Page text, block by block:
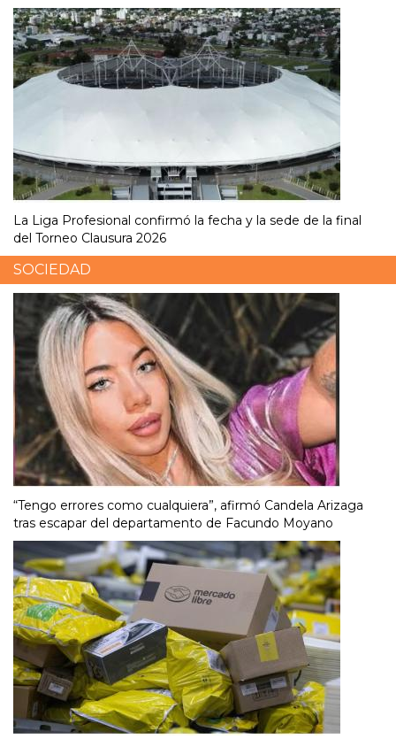
La Liga Profesional confirmó la fecha y la sede de la final
del Torneo Clausura 2026
SOCIEDAD
“Tengo errores como cualquiera”, afirmó Candela Arizaga
tras escapar del departamento de Facundo Moyano